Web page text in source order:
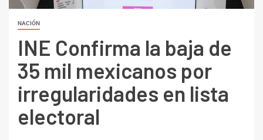
NACIÓN
INE Confirma la baja de
35 mil mexicanos por
irregularidades en lista
electoral